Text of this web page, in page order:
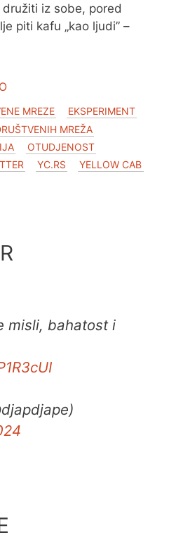
iz sobe, pored
piti kafu „kao ljudi” –
MREZE
EKSPERIMENT
MREŽA
OTUDJENOST
YC.RS YELLOW CAB
misli, bahatost i